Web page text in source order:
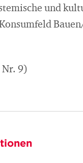
und
9)